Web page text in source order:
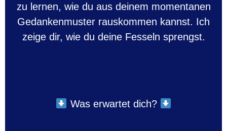
zu lernen, wie du aus deinem momentanen
Gedankenmuster rauskommen kannst. Ich
zeige dir, wie du deine Fesseln sprengst.
Was erwartet dich?